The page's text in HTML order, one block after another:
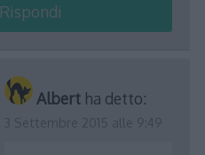
Rispondi
Albert ha detto: